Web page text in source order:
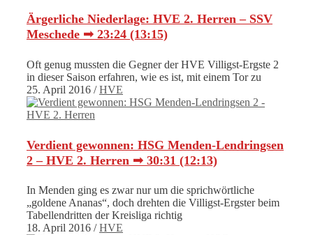
Ärgerliche Niederlage: HVE 2. Herren – SSV
Meschede ➟ 23:24 (13:15)
Oft genug mussten die Gegner der HVE Villigst-Ergste 2
in dieser Saison erfahren, wie es ist, mit einem Tor zu
25. April 2016 /HVE
Verdient gewonnen: HSG Menden-Lendringsen
2 – HVE 2. Herren ➟ 30:31 (12:13)
In Menden ging es zwar nur um die sprichwörtliche
„goldene Ananas“, doch drehten die Villigst-Ergster beim
Tabellendritten der Kreisliga richtig
18. April 2016 /HVE